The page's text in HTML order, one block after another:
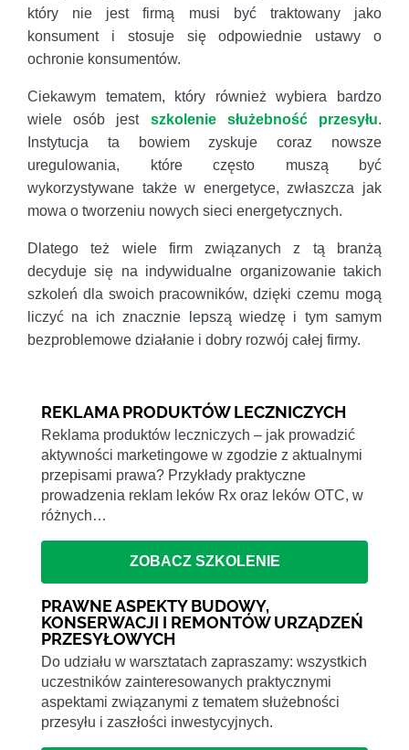
który nie jest firmą musi być traktowany jako
konsument i stosuje się odpowiednie ustawy o
ochronie konsumentów.
Ciekawym tematem, który również wybiera bardzo
wiele osób jest szkolenie służebność przesyłu.
Instytucja ta bowiem zyskuje coraz nowsze
uregulowania, które często muszą być
wykorzystywane także w energetyce, zwłaszcza jak
mowa o tworzeniu nowych sieci energetycznych.
Dlatego też wiele firm związanych z tą branżą
decyduje się na indywidualne organizowanie takich
szkoleń dla swoich pracowników, dzięki czemu mogą
liczyć na ich znacznie lepszą wiedzę i tym samym
bezproblemowe działanie i dobry rozwój całej firmy.
REKLAMA PRODUKTÓW LECZNICZYCH
Reklama produktów leczniczych – jak prowadzić
aktywności marketingowe w zgodzie z aktualnymi
przepisami prawa? Przykłady praktyczne
prowadzenia reklam leków Rx oraz leków OTC, w
różnych…
ZOBACZ SZKOLENIE
PRAWNE ASPEKTY BUDOWY,
KONSERWACJI I REMONTÓW URZĄDZEŃ
PRZESYŁOWYCH
Do udziału w warsztatach zapraszamy: wszystkich
uczestników zainteresowanych praktycznymi
aspektami związanymi z tematem służebności
przesyłu i zaszłości inwestycyjnych.